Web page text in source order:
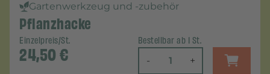
Gartenwerkzeug und -zubehör
Pflanzhacke
Einzelpreis/St.
24,50€
Bestellbar ab 1 St.
- +